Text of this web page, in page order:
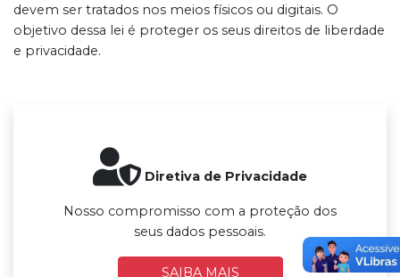
devem ser tratados nos meios físicos ou digitais. O
objetivo dessa lei é proteger os seus direitos de liberdade
e privacidade.
Diretiva de Privacidade
Nosso compromisso com a proteção dos
seus dados pessoais.
SAIBA MAIS